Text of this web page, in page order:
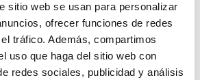
sitio web se usan para personalizar
ofrecer funciones de redes
tráfico. Además, compartimos
uso que haga del sitio web con
redes sociales, publicidad y análisis
:
autocorrectoras – 3 herramientas
para desatornillar y